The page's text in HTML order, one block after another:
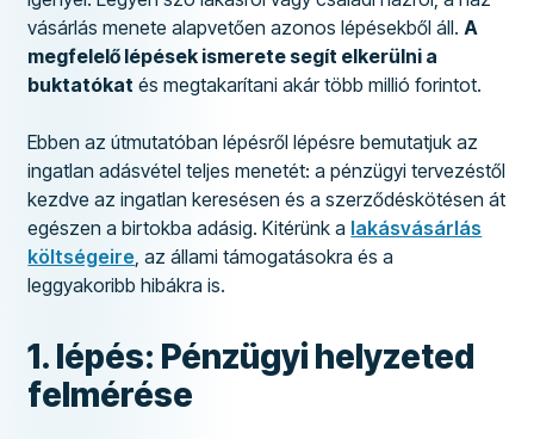
vásárlás menete alapvetően azonos lépésekből áll.A
megfelelő lépések ismerete segít elkerülni a
buktatókat és megtakarítani akár több millió forintot.
Ebben az útmutatóban lépésről lépésre bemutatjuk az
ingatlan adásvétel teljes menetét: a pénzügyi tervezéstől
kezdve az ingatlan keresésen és a szerződéskötésen át
egészen a birtokba adásig. Kitérünk a lakásvásárlás
költségeire, az állami támogatásokra és a
leggyakoribb hibákra is.
1. lépés: Pénzügyi helyzeted
felmérése